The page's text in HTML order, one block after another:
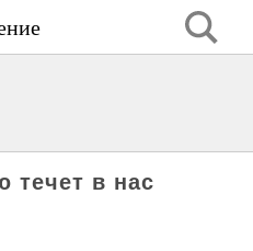
течет в нас